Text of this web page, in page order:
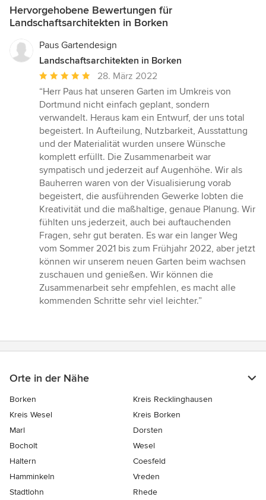
Hervorgehobene Bewertungen für
Landschaftsarchitekten in Borken
Paus Gartendesign
Landschaftsarchitekten in Borken
Durchschnittliche
Bewertung:
5
von
5
Sternen
28. März 2022
“Herr Paus hat unseren Garten im Umkreis von
Dortmund nicht einfach geplant, sondern
verwandelt. Heraus kam ein Entwurf, der uns total
begeistert. In Aufteilung, Nutzbarkeit, Ausstattung
und der Materialität wurden unsere Wünsche
komplett erfüllt. Die Zusammenarbeit war
sympatisch und jederzeit auf Augenhöhe. Wir als
Bauherren waren von der Visualisierung vorab
begeistert, die ausführenden Gewerke lobten die
Kreativität und die maßhaltige, genaue Planung. Wir
fühlten uns jederzeit, auch bei auftauchenden
Fragen, sehr gut beraten. Es war ein langer Weg
vom Sommer 2021 bis zum Frühjahr 2022, aber jetzt
können wir unserem neuen Garten beim wachsen
zuschauen und genießen. Wir können die
Zusammenarbeit sehr empfehlen, es macht alle
kommenden Schritte sehr viel leichter.”
Orte in der Nähe
Borken
Kreis Recklinghausen
Kreis Wesel
Kreis Borken
Marl
Dorsten
Bocholt
Wesel
Haltern
Coesfeld
Hamminkeln
Vreden
Stadtlohn
Rhede